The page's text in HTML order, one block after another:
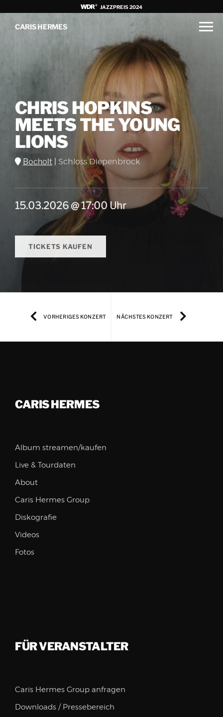
JAZZPREIS 2024
CARIS HERMES
CHRIS HOPKINS
MEETS THE YOUNG
LIONS
Bocholt Schloss Diepenbrock
15.03.2026 @ 17:00 Uhr
TICKETS KAUFEN
VORHERIGES KONZERT NÄCHSTES KONZERT
CARIS HERMES
Album streamen/kaufen
Live & Tourdaten
About
Caris Hermes Group
Diskografie
Videos
Fotos
FÜR VERANSTALTER
Caris Hermes Group anfragen
Downloads / Pressebereich